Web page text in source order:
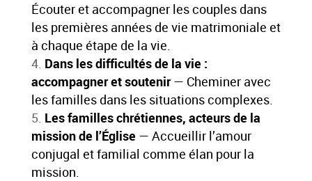
Écouter et accompagner les couples dans
les premières années de vie matrimoniale et
à chaque étape de la vie.
Dans les difficultés de la vie :
accompagner et soutenir— Cheminer avec
les familles dans les situations complexes.
Les familles chrétiennes, acteurs de la
mission de l’Église — Accueillir l’amour
conjugal et familial comme élan pour la
mission.